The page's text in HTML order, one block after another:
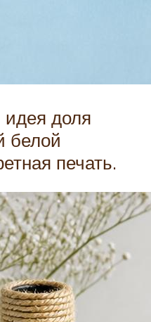
доля
белой
печать.